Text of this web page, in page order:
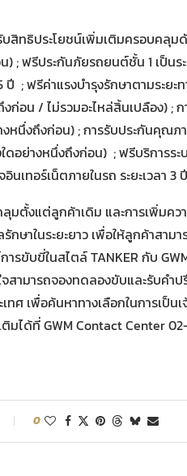
บสิทธิประโยชน์เพิ่มเติมครอบคลุ
) ; ฟรีประกันภัยรถยนต์ชั้น 1 เป็นร
; ฟรีค่าแรงบำรุงรักษาตามระยะ
ก่อน / ไม่รวมอะไหล่สิ้นเปลือง) ;
หนึ่งถึงก่อน) ; การรับประกันคุณภ
ดอย่างหนึ่งถึงก่อน) ; ฟรีบริการร
ทอร์เน็ตภายในรถ ระยะเวลา 3
ตั้งแต่ลูกค้าเดิม และการเพิ่มคว
ษาในระยะยาว เพื่อให้ลูกค้าสาม
ขับขี่ในสไตล์ TANKER กับ
ามารถจองทดลองขับและรับคำ
ทศ เพื่อค้นหาทางเลือกในการเป็
ได้ที่ GWM Contact Center
0